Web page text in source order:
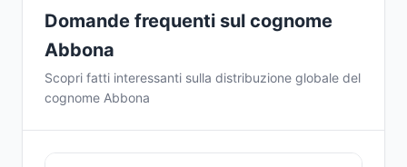
Domande frequenti sul cognome
Abbona
Scopri fatti interessanti sulla distribuzione globale del
cognome Abbona